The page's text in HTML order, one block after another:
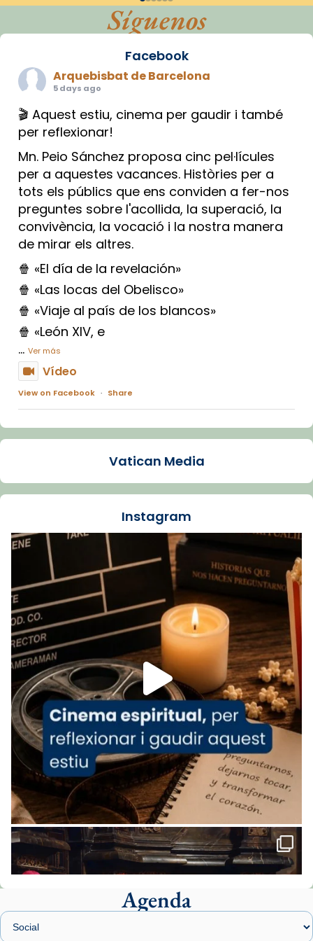
Síguenos
Facebook
Arquebisbat de Barcelona
5 days ago
🎬 Aquest estiu, cinema per gaudir i també
per reflexionar!
Mn. Peio Sánchez proposa cinc pel·lícules
per a aquestes vacances. Històries per a
tots els públics que ens conviden a fer-nos
preguntes sobre l'acollida, la superació, la
convivència, la vocació i la nostra manera
de mirar els altres.
🍿 «El día de la revelación»
🍿 «Las locas del Obelisco»
🍿 «Viaje al país de los blancos»
🍿 «León XIV, e
... Ver más
Vídeo
View on Facebook · Share
Arquebisbat de Barcelona
La Carmina va patir depressió. Fa gairebé
dos mesos, a l'Estadi Lluís Companys, la
Recupera l'entrevista comp
Vatican
tican News 👇
www.vaticannews.va/es/iglesia/news/2026-
07/carmina-historia-depresion-papa-viaje-
espana-testimoni...
Foto
View on Facebook · Share
Arquebisbat de Barcelona
2 weeks ago
«Avui les santes Juliana i Semproniana ens
ajuden a alçar la mirada»
Mons. Sergi Gordo, bisbe de Tortosa, ha
presidit aquest 27 de juliol la missa de Les
Santes de Mataró.
🔗tinyurl.com/cvu5jmbk
📸 J. Merino
Vatican Media
Instagram
Agenda